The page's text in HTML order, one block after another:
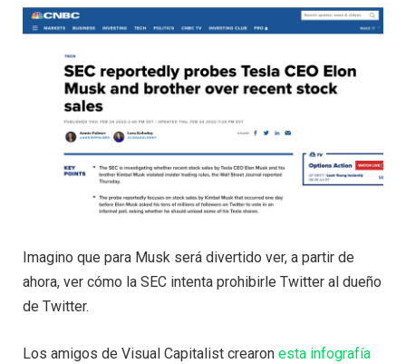
Imagino que para Musk será divertido ver, a partir de
ahora, ver cómo la SEC intenta prohibirle Twitter al dueño
de Twitter.
Los amigos de Visual Capitalist crearon esta infografía